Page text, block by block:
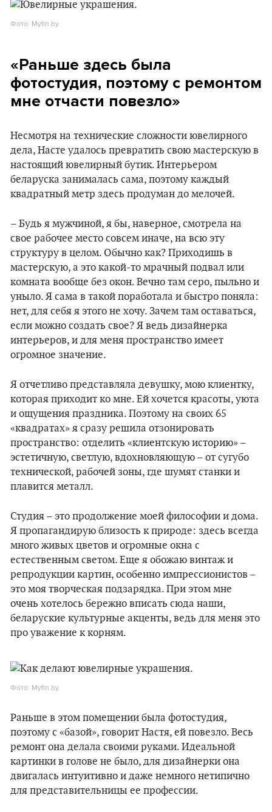
Фото: Myfin.by.
«Раньше здесь была
фотостудия, поэтому с ремонтом
мне отчасти повезло»
Несмотря на технические сложности ювелирного
дела, Насте удалось превратить свою мастерскую в
настоящий ювелирный бутик. Интерьером
беларуска занималась сама, поэтому каждый
квадратный метр здесь продуман до мелочей.
– Будь я мужчиной, я бы, наверное, смотрела на
свое рабочее место совсем иначе, на всю эту
структуру в целом. Обычно как? Приходишь в
мастерскую, а это какой-то мрачный подвал или
комната вообще без окон. Вечно там серо, пыльно и
уныло. Я сама в такой поработала и быстро поняла:
нет, для себя я этого не хочу. Зачем там оставаться,
если можно создать свое? Я ведь дизайнерка
интерьеров, и для меня пространство имеет
огромное значение.
Я отчетливо представляла девушку, мою клиентку,
которая приходит ко мне. Ей хочется красоты, уюта
и ощущения праздника. Поэтому на своих 65
«квадратах» я сразу решила отзонировать
пространство: отделить «клиентскую историю» –
эстетичную, светлую, вдохновляющую – от сугубо
технической, рабочей зоны, где шумят станки и
плавится металл.
Студия – это продолжение моей философии и дома.
Я пропагандирую близость к природе: здесь всегда
много живых цветов и огромные окна с
естественным светом. Еще я обожаю винтаж и
репродукции картин, особенно импрессионистов –
это моя творческая подзарядка. При этом мне
очень хотелось бережно вписать сюда наши,
беларуские культурные акценты, ведь для меня это
про уважение к корням.
Фото: Myfin.by.
Раньше в этом помещении была фотостудия,
поэтому с «базой», говорит Настя, ей повезло. Весь
ремонт она делала своими руками. Идеальной
картинки в голове не было, для дизайнерки она
двигалась интуитивно и даже немного нетипично
для представительницы ее профессии.